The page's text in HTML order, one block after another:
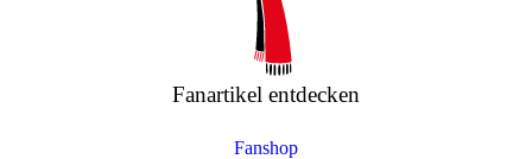
Fanartikel entdecken
Fanshop